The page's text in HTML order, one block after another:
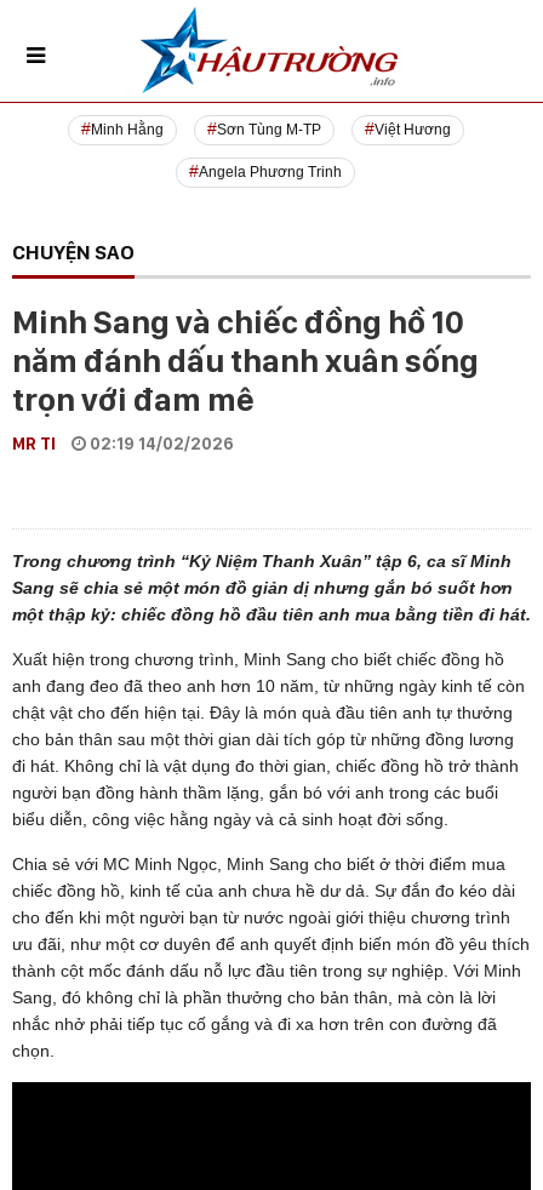
Minh Hằng Sơn Tùng M-TP Việt Hương
Angela Phương Trinh
CHUYỆN SAO
Minh Sang và chiếc đồng hồ 10
năm đánh dấu thanh xuân sống
trọn với đam mê
MR TI 02:19 14/02/2026
Trong chương trình “Kỷ Niệm Thanh Xuân” tập 6, ca sĩ Minh
Sang sẽ chia sẻ một món đồ giản dị nhưng gắn bó suốt hơn
một thập kỷ: chiếc đồng hồ đầu tiên anh mua bằng tiền đi hát.
Xuất hiện trong chương trình, Minh Sang cho biết chiếc đồng hồ
anh đang đeo đã theo anh hơn 10 năm, từ những ngày kinh tế còn
chật vật cho đến hiện tại. Đây là món quà đầu tiên anh tự thưởng
cho bản thân sau một thời gian dài tích góp từ những đồng lương
đi hát. Không chỉ là vật dụng đo thời gian, chiếc đồng hồ trở thành
người bạn đồng hành thầm lặng, gắn bó với anh trong các buổi
biểu diễn, công việc hằng ngày và cả sinh hoạt đời sống.
Chia sẻ với MC Minh Ngọc, Minh Sang cho biết ở thời điểm mua
chiếc đồng hồ, kinh tế của anh chưa hề dư dả. Sự đắn đo kéo dài
cho đến khi một người bạn từ nước ngoài giới thiệu chương trình
ưu đãi, như một cơ duyên để anh quyết định biến món đồ yêu thích
thành cột mốc đánh dấu nỗ lực đầu tiên trong sự nghiệp. Với Minh
Sang, đó không chỉ là phần thưởng cho bản thân, mà còn là lời
nhắc nhở phải tiếp tục cố gắng và đi xa hơn trên con đường đã
chọn.